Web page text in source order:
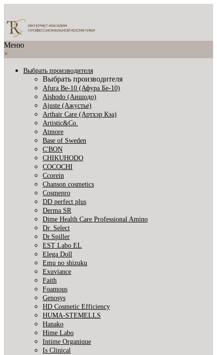
Меню
×
Выбрать производителя
Выбрать производителя
Afura Be-10 (Афура Бе-10)
Aishodo (Аишодо)
Ajuste (Ажустье)
Arthair Care (Артхэр Кэа)
Artistic&Co.
Atmore
Base of Sweden
C'BON
CHIKUHODO
COCOCHI
Ccorein
Chanson cosmetics
Cosmepro
DD perfect plus
Derma SR
Dime Health Care Professional Amino
Dr. Select
Dr.Spiller
EST Labo EL
Elega Doll
Emu no shizuku
Exuviance
Faith
Foamous
Genosys
HD Cosmetic Efficiency
HUMA-STEMELLS
Hanako
Hime Labo
Intime Organique
Is Clinical